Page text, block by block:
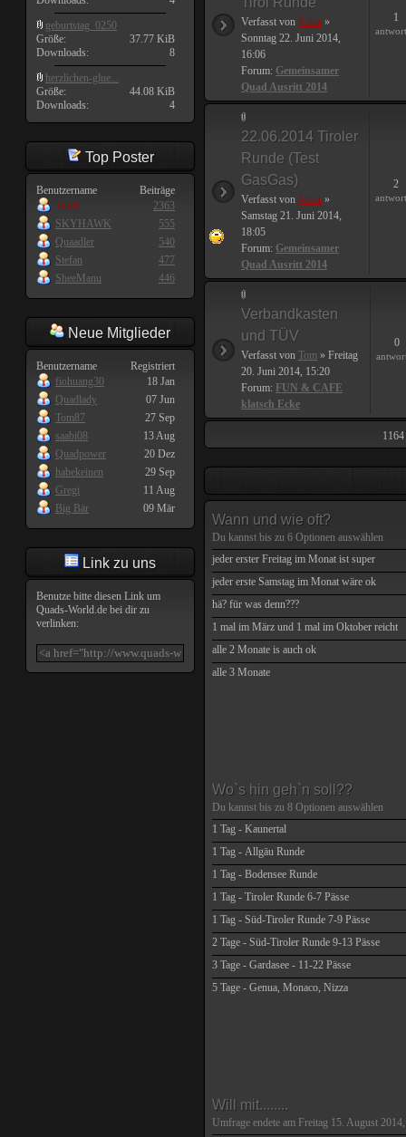
geburtstag_0250
Größe:
37.77 KiB
Downloads:
8
herzlichen-glue...
Größe:
44.08 KiB
Downloads:
4
Top Poster
Benutzername
Beiträge
Joker
2363
SKYHAWK
555
Quaadler
540
Stefan
477
SheeManu
446
Neue Mitglieder
Benutzername
Registriert
fiohuang30
18 Jan
Quadlady
07 Jun
Tom87
27 Sep
saabi08
13 Aug
Quadpower
20 Dez
habekeinen
29 Sep
Gregi
11 Aug
Big Bär
09 Mär
Link zu uns
Benutze bitte diesen Link um
Quads-World.de bei dir zu
verlinken:
Verfasst von Joker »
Sonntag 22. Juni 2014,
16:06
Forum: Gemeinsamer
Quad Ausritt 2014
1
22.06.2014 Tiroler
Runde (Test
GasGas)
Verfasst von Joker »
Samstag 21. Juni 2014,
18:05
Forum: Gemeinsamer
Quad Ausritt 2014
2
Verbandkasten
und TÜV
Verfasst von Tom » Freitag
20. Juni 2014, 15:20
Forum: FUN & CAFE
klatsch Ecke
0
Wann und wie oft?
Du kannst bis zu 6 Optionen auswählen
jeder erster Freitag im Monat ist super
jeder erste Samstag im Monat wäre ok
hä? für was denn???
1 mal im März und 1 mal im Oktober reicht
alle 2 Monate is auch ok
alle 3 Monate
Wo`s hin geh`n soll??
Du kannst bis zu 8 Optionen auswählen
1 Tag - Kaunertal
1 Tag - Allgäu Runde
1 Tag - Bodensee Runde
1 Tag - Tiroler Runde 6-7 Pässe
1 Tag - Süd-Tiroler Runde 7-9 Pässe
2 Tage - Süd-Tiroler Runde 9-13 Pässe
3 Tage - Gardasee - 11-22 Pässe
5 Tage - Genua, Monaco, Nizza
Will mit........
Umfrage endete am Freitag 15. August